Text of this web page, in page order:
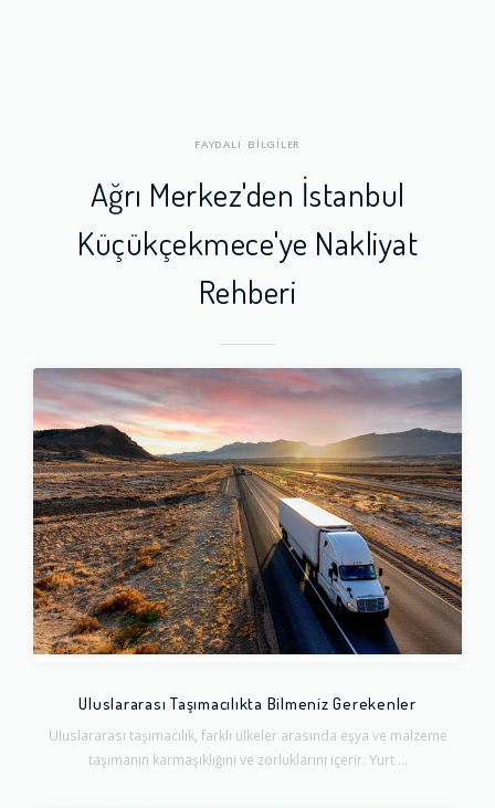
FAYDALI BİLGİLER
Ağrı Merkez'den İstanbul
Küçükçekmece'ye Nakliyat
Rehberi
Uluslararası Taşımacılıkta Bilmeniz Gerekenler
Uluslararası taşımacılık, farklı ülkeler arasında eşya ve malzeme
taşımanın karmaşıklığını ve zorluklarını içerir. Yurt ...